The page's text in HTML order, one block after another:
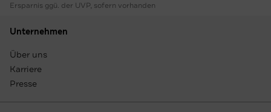
Ersparnis ggü. der UVP, sofern vorhanden
Unternehmen
Über uns
Karriere
Presse